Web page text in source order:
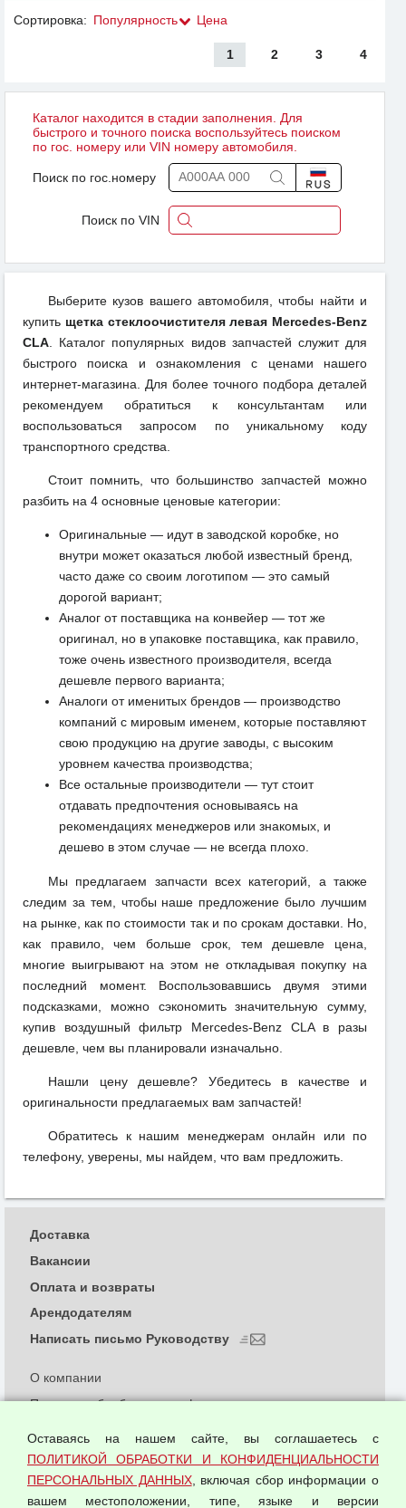
Сортировка: Популярность Цена
1 2 3 4
Каталог находится в стадии заполнения. Для
быстрого и точного поиска воспользуйтесь поиском
по гос. номеру или VIN номеру автомобиля.
Поиск по гос.номеру
Поиск по VIN
Выберите кузов вашего автомобиля, чтобы найти и
купить щетка стеклоочистителя левая Mercedes-Benz
CLA . Каталог популярных видов запчастей служит для
быстрого поиска и ознакомления с ценами нашего
интернет-магазина. Для более точного подбора деталей
рекомендуем обратиться к консультантам или
воспользоваться запросом по уникальному коду
транспортного средства.
Стоит помнить, что большинство запчастей можно
разбить на 4 основные ценовые категории:
Оригинальные — идут в заводской коробке, но
внутри может оказаться любой известный бренд,
часто даже со своим логотипом — это самый
дорогой вариант;
Аналог от поставщика на конвейер — тот же
оригинал, но в упаковке поставщика, как правило,
тоже очень известного производителя, всегда
дешевле первого варианта;
Аналоги от именитых брендов — производство
компаний с мировым именем, которые поставляют
свою продукцию на другие заводы, с высоким
уровнем качества производства;
Все остальные производители — тут стоит
отдавать предпочтения основываясь на
рекомендациях менеджеров или знакомых, и
дешево в этом случае — не всегда плохо.
Мы предлагаем запчасти всех категорий, а также
следим за тем, чтобы наше предложение было лучшим
на рынке, как по стоимости так и по срокам доставки. Но,
как правило, чем больше срок, тем дешевле цена,
многие выигрывают на этом не откладывая покупку на
последний момент. Воспользовавшись двумя этими
подсказками, можно сэкономить значительную сумму,
купив воздушный фильтр Mercedes-Benz CLA в разы
дешевле, чем вы планировали изначально.
Нашли цену дешевле? Убедитесь в качестве и
оригинальности предлагаемых вам запчастей!
Обратитесь к нашим менеджерам онлайн или по
телефону, уверены, мы найдем, что вам предложить.
О компании
Политика обработки и конфиденциальности
Согласием на обработку персональных данных
Оферта оптовой купли-продажи
Публичная оферта
Доставка
Вакансии
Оплата и возвраты
Арендодателям
Написать письмо Руководству
Оставаясь на нашем сайте, вы соглашаетесь с
ПОЛИТИКОЙ ОБРАБОТКИ И КОНФИДЕНЦИАЛЬНОСТИ
ПЕРСОНАЛЬНЫХ ДАННЫХ, включая сбор информации о
вашем местоположении, типе, языке и версии